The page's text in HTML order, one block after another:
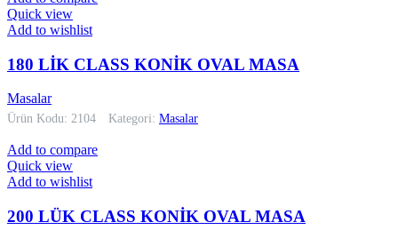
Quick view
Add to wishlist
180 LİK CLASS KONİK OVAL MASA
Masalar
Ürün Kodu: 2104 Kategori: Masalar
Add to compare
Quick view
Add to wishlist
200 LÜK CLASS KONİK OVAL MASA